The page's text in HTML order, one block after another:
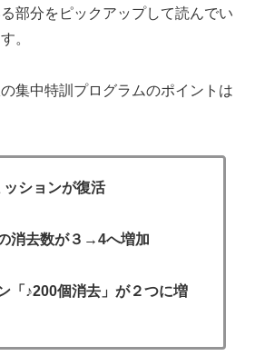
部分をピックアップして読んでい
。
集中特訓プログラムのポイントは
ッションが復活
消去数が３→4へ増加
「♪200個消去」が２つに増